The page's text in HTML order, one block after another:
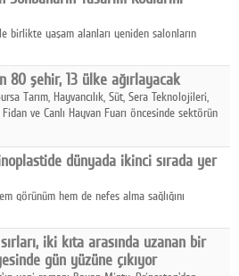
birlikte yaşam alanları yeniden salonların
kodlarını açıklıyor.
80 şehir, 13 ülke ağırlayacak
Tarım, Hayvancılık, Süt, Sera Teknolojileri,
ve Canlı Hayvan Fuarı öncesinde sektörün
dünyada ikinci sırada yer
görünüm hem de nefes alma sağlığını
iki kıta arasında uzanan bir
gün yüzüne çıkıyor